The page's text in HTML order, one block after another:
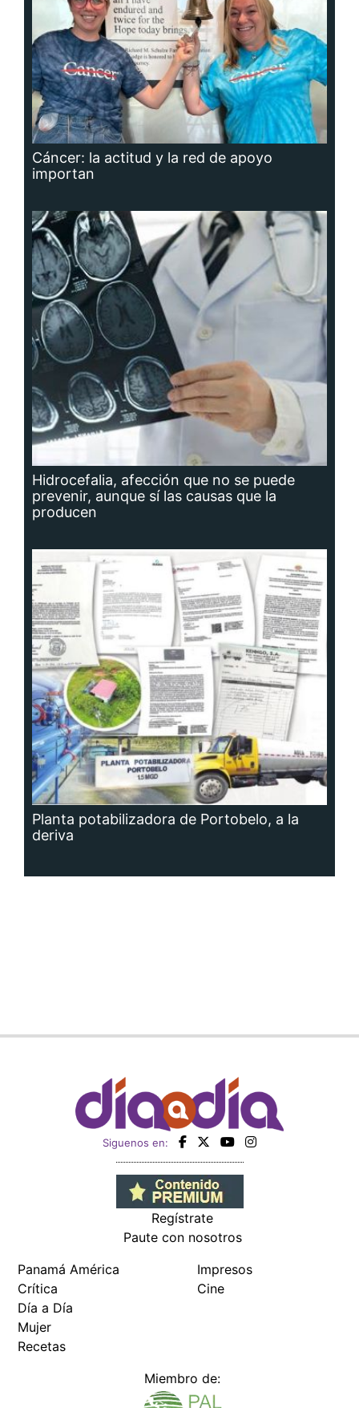
Cáncer: la actitud y la red de apoyo
importan
Hidrocefalia, afección que no se puede
prevenir, aunque sí las causas que la
producen
Planta potabilizadora de Portobelo, a la
deriva
Siguenos en:
Regístrate
Paute con nosotros
Panamá América
Crítica
Día a Día
Mujer
Recetas
Impresos
Cine
Miembro de: